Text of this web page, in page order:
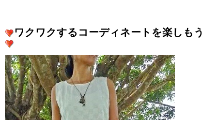
ワクワクするコーディネートを楽しもう